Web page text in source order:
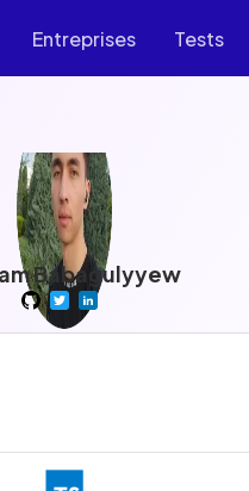
Entreprises Tests
Babagulyyew